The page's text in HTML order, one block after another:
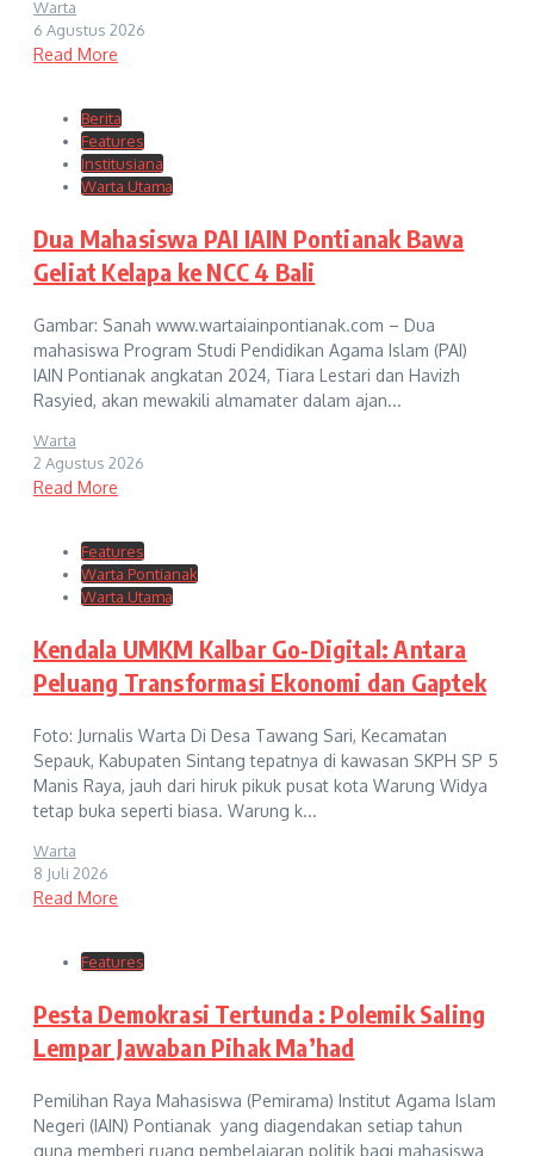
Warta
6 Agustus 2026
Read More
Berita
Features
Institusiana
Warta Utama
Dua Mahasiswa PAI IAIN Pontianak Bawa
Geliat Kelapa ke NCC 4 Bali
Gambar: Sanah www.wartaiainpontianak.com – Dua
mahasiswa Program Studi Pendidikan Agama Islam (PAI)
IAIN Pontianak angkatan 2024, Tiara Lestari dan Havizh
Rasyied, akan mewakili almamater dalam ajan...
Warta
2 Agustus 2026
Read More
Features
Warta Pontianak
Warta Utama
Kendala UMKM Kalbar Go-Digital: Antara
Peluang Transformasi Ekonomi dan Gaptek
Foto: Jurnalis Warta Di Desa Tawang Sari, Kecamatan
Sepauk, Kabupaten Sintang tepatnya di kawasan SKPH SP 5
Manis Raya, jauh dari hiruk pikuk pusat kota Warung Widya
tetap buka seperti biasa. Warung k...
Warta
8 Juli 2026
Read More
Features
Pesta Demokrasi Tertunda : Polemik Saling
Lempar Jawaban Pihak Ma’had
Pemilihan Raya Mahasiswa (Pemirama) Institut Agama Islam
Negeri (IAIN) Pontianak yang diagendakan setiap tahun
guna memberi ruang pembelajaran politik bagi mahasiswa